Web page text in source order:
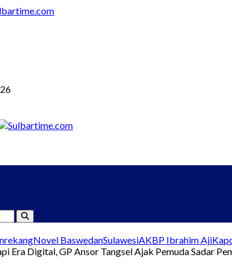
Novel BaswedanSulawesiAKBP Ibrahim Aji
Era Digital, GP Ansor Tangsel Ajak Pemuda Sadar